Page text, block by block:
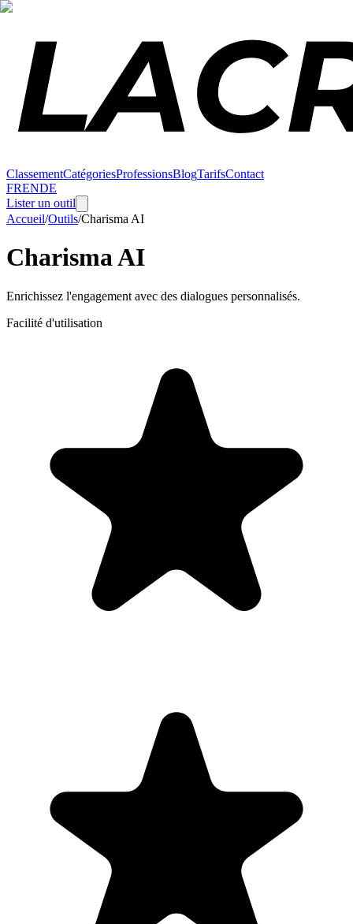
ClassementCatégoriesProfessionsBlogTarifsContact
FRENDE
Lister un outil
Accueil/Outils/Charisma AI
Charisma AI
Enrichissez l'engagement avec des dialogues personnalisés.
Facilité d'utilisation